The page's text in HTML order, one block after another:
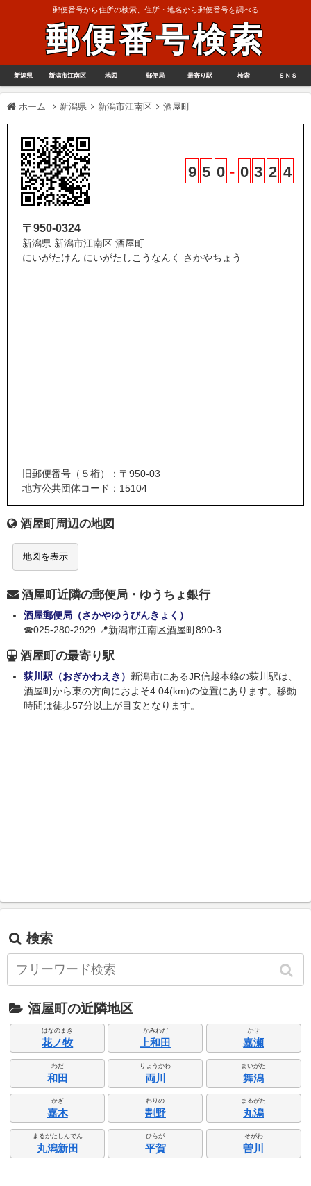
郵便番号から住所の検索、住所・地名から郵便番号を調べる
郵便番号検索
新潟県 新潟市江南区 地図 郵便局 最寄り駅 検索 ＳＮＳ
ホーム 新潟県 新潟市江南区 酒屋町
9 5 0 - 0 3 2 4
〒950-0324
新潟県 新潟市江南区 酒屋町
にいがたけん にいがたしこうなんく さかやちょう
旧郵便番号（５桁）：〒950-03
地方公共団体コード：15104
酒屋町周辺の地図
地図を表示
酒屋町近隣の郵便局・ゆうちょ銀行
酒屋郵便局（さかやゆうびんきょく）
☎025-280-2929 📍新潟市江南区酒屋町890-3
酒屋町の最寄り駅
荻川駅（おぎかわえき） 新潟市にあるJR信越本線の荻川駅は、
酒屋町から東の方向におよそ4.04(km)の位置にあります。移動
時間は徒歩57分以上が目安となります。
検索
酒屋町の近隣地区
はなのまき
花ノ牧
かみわだ
上和田
かせ
嘉瀬
わだ
和田
りょうかわ
両川
まいがた
舞潟
かぎ
嘉木
わりの
割野
まるがた
丸潟
まるがたしんでん
丸潟新田
ひらが
平賀
そがわ
曽川